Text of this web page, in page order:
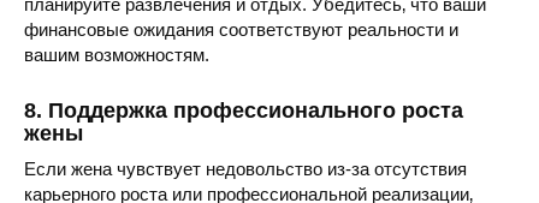
планируйте развлечения и отдых. Убедитесь‚ что ваши
финансовые ожидания соответствуют реальности и
вашим возможностям.
8. Поддержка профессионального роста
жены
Если жена чувствует недовольство из-за отсутствия
карьерного роста или профессиональной реализации‚